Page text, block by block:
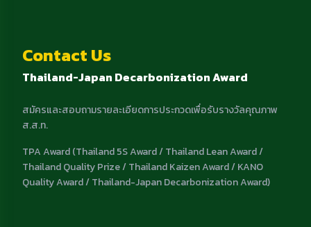
Contact Us
Thailand-Japan Decarbonization Award
สมัครและสอบถามรายละเอียดการประกวดเพื่อรับรางวัลคุณภาพ
ส.ส.ท.
TPA Award (Thailand 5S Award / Thailand Lean Award /
Thailand Quality Prize / Thailand Kaizen Award / KANO
Quality Award / Thailand-Japan Decarbonization Award)